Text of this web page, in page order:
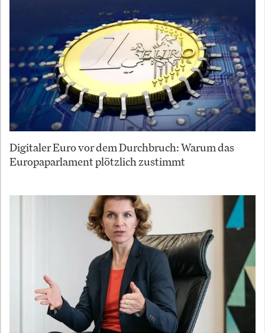
Digitaler Euro vor dem Durchbruch: Warum das
Europaparlament plötzlich zustimmt